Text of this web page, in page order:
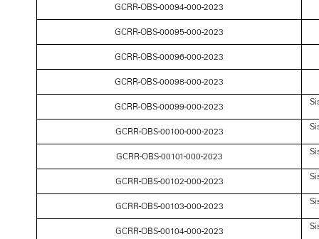
GCRR-OBS-00094-000-2023
GCRR-OBS-00095-000-2023
GCRR-OBS-00096-000-2023
GCRR-OBS-00098-000-2023
GCRR-OBS-00099-000-2023
GCRR-OBS-00100-000-2023
GCRR-OBS-00101-000-2023
GCRR-OBS-00102-000-2023
GCRR-OBS-00103-000-2023
GCRR-OBS-00104-000-2023